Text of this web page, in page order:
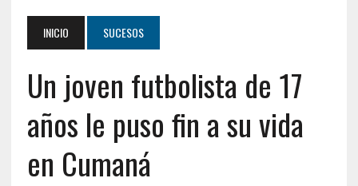
INICIO SUCESOS
Un joven futbolista de 17
años le puso fin a su vida
en Cumaná